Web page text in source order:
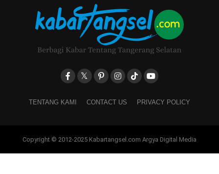
TENTANG KAMI CONTACT US PRIVACY POLICY
Copyright © 2012-2025 Kabartangsel.com Argya Digital Media